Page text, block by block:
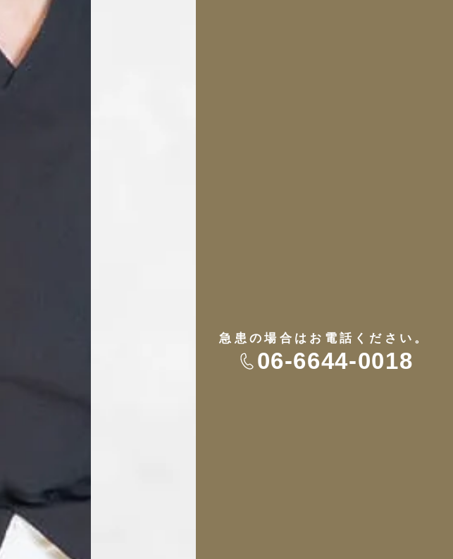
急患の場合はお電話ください。
06-6644-0018